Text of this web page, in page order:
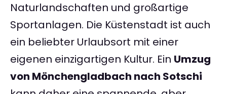
Naturlandschaften und großartige
Sportanlagen. Die Küstenstadt ist auch
ein beliebter Urlaubsort mit einer
eigenen einzigartigen Kultur. Ein Umzug
von Mönchengladbach nach Sotschi